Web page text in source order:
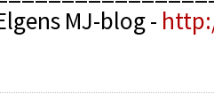
MJ-blog -